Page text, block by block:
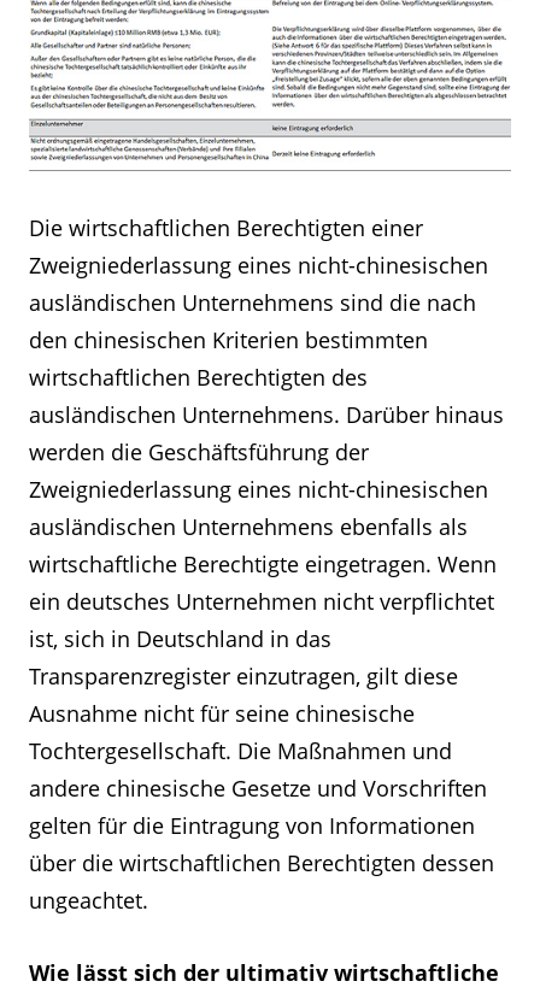
Die wirtschaftlichen Berechtigten einer
Zweigniederlassung eines nicht-chinesischen
ausländischen Unternehmens sind die nach
den chinesischen Kriterien bestimmten
wirtschaftlichen Berechtigten des
ausländischen Unternehmens. Darüber hinaus
werden die Geschäftsführung der
Zweigniederlassung eines nicht-chinesischen
ausländischen Unternehmens ebenfalls als
wirtschaftliche Berechtigte eingetragen. Wenn
ein deutsches Unternehmen nicht verpflichtet
ist, sich in Deutschland in das
Transparenzregister einzutragen, gilt diese
Ausnahme nicht für seine chinesische
Tochtergesellschaft. Die Maßnahmen und
andere chinesische Gesetze und Vorschriften
gelten für die Eintragung von Informationen
über die wirtschaftlichen Berechtigten dessen
ungeachtet.
Wie lässt sich der ultimativ wirtschaftliche